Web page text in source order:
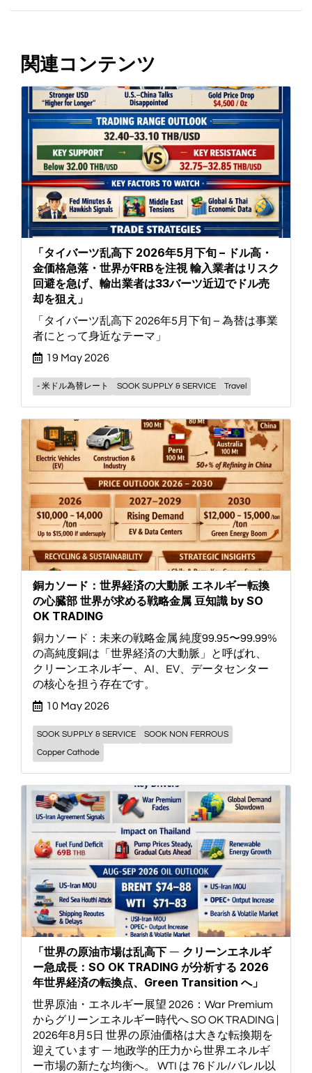
関連コンテンツ
「タイバーツ乱高下 2026年5月下旬 – ドル高・
金価格急落・世界がFRBを注視 輸入業者はリスク
回避を急げ、輸出業者は33バーツ近辺でドル売
却を狙え」
「タイバーツ乱高下 2026年5月下旬 – 為替は事業
者にとって身近なテーマ」
19 May 2026
- 米ドル為替レート SOOK SUPPLY & SERVICE Travel
銅カソード：世界経済の大動脈 エネルギー転換
の心臓部 世界が求める戦略金属 豆知識 by SO
OK TRADING
銅カソード：未来の戦略金属 純度99.95〜99.99%
の高純度銅は「世界経済の大動脈」と呼ばれ、
クリーンエネルギー、AI、EV、データセンター
の核心を担う存在です。
10 May 2026
SOOK SUPPLY & SERVICE
SOOK NON FERROUS
Copper Cathode
「世界の原油市場は乱高下 ― クリーンエネルギ
ー急成長：SO OK TRADING が分析する 2026
年世界経済の転換点、Green Transition へ」
世界原油・エネルギー展望 2026：War Premium
からグリーンエネルギー時代へ SO OK TRADING |
2026年8月5日 世界の原油価格は大きな転換期を
迎えています ― 地政学的圧力から世界エネルギ
ー市場の新たな均衡へ。 WTI は 76ドル/バレル以